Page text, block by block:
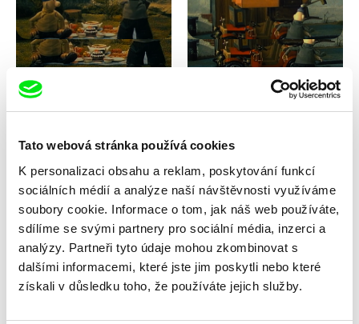
Tato webová stránka používá cookies
K personalizaci obsahu a reklam, poskytování funkcí
sociálních médií a analýze naší návštěvnosti využíváme
soubory cookie. Informace o tom, jak náš web používáte,
sdílíme se svými partnery pro sociální média, inzerci a
analýzy. Partneři tyto údaje mohou zkombinovat s
dalšími informacemi, které jste jim poskytli nebo které
získali v důsledku toho, že používáte jejich služby.
Lubomír Beneš
Pat a Mat: Snídaně v trávě
Pat a Mat: Stěhování
Lubomír Beneš
Lubomír Beneš